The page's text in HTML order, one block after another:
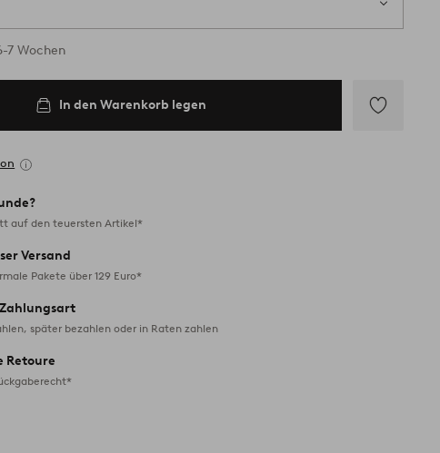
7 Wochen
In den Warenkorb legen
auf den teuersten Artikel*
Versand
Pakete über 129 Euro*
später bezahlen oder in Raten zahlen
Retoure